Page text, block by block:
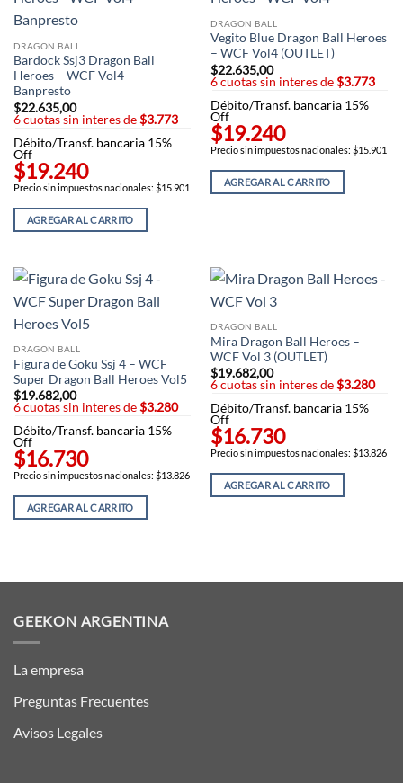
DRAGON BALL
Bardock Ssj3 Dragon Ball
Heroes – WCF Vol4 –
Banpresto
$22.635,00
6 cuotas sin interes de$3.773
Débito/Transf. bancaria 15%
Off
$19.240
Precio sin impuestos nacionales: $15.901
AGREGAR AL CARRITO
DRAGON BALL
Vegito Blue Dragon Ball Heroes
– WCF Vol4 (OUTLET)
$22.635,00
6 cuotas sin interes de$3.773
Débito/Transf. bancaria 15%
Off
$19.240
Precio sin impuestos nacionales: $15.901
AGREGAR AL CARRITO
DRAGON BALL
Figura de Goku Ssj 4 – WCF
Super Dragon Ball Heroes Vol5
$19.682,00
6 cuotas sin interes de$3.280
Débito/Transf. bancaria 15%
Off
$16.730
Precio sin impuestos nacionales: $13.826
AGREGAR AL CARRITO
DRAGON BALL
Mira Dragon Ball Heroes –
WCF Vol 3 (OUTLET)
$19.682,00
6 cuotas sin interes de$3.280
Débito/Transf. bancaria 15%
Off
$16.730
Precio sin impuestos nacionales: $13.826
AGREGAR AL CARRITO
GEEKON ARGENTINA
La empresa
Preguntas Frecuentes
Avisos Legales